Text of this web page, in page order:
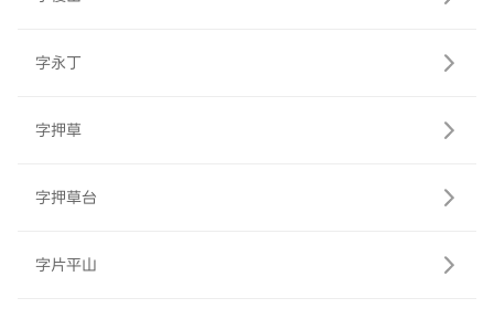
字永丁
字押草
字押草台
字片平山